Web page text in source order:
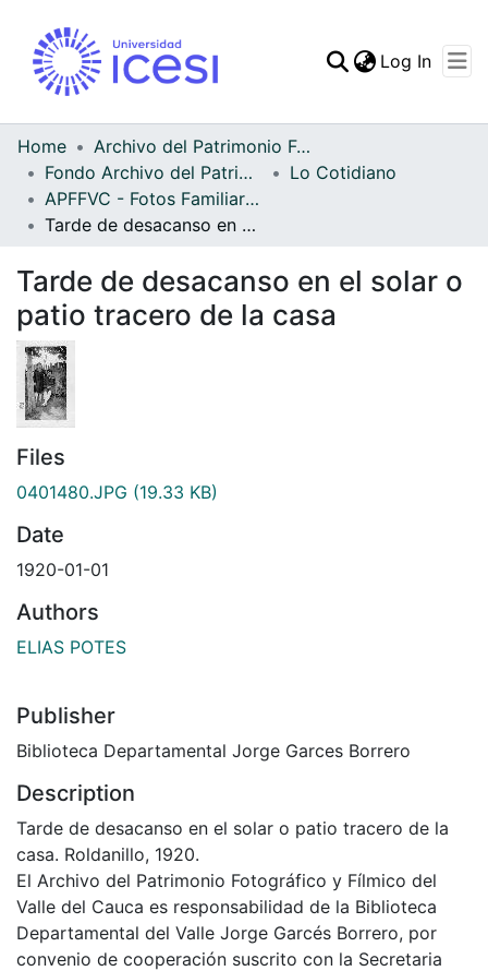
Statistics
Log In
Home
Archivo del Patrimonio Fotográfico y Fílmico del Valle del Cauca
Fondo Archivo del Patrimonio Fotográfico y Fílmico del Valle del Cauca
Lo Cotidiano
APFFVC - Fotos Familiares - Patrimonial
Tarde de desacanso en el solar o patio tracero de la casa
Tarde de desacanso en el solar o
patio tracero de la casa
Files
0401480.JPG (19.33 KB)
Date
1920-01-01
Authors
ELIAS POTES
Publisher
Biblioteca Departamental Jorge Garces Borrero
Description
Tarde de desacanso en el solar o patio tracero de la
casa. Roldanillo, 1920.
El Archivo del Patrimonio Fotográfico y Fílmico del
Valle del Cauca es responsabilidad de la Biblioteca
Departamental del Valle Jorge Garcés Borrero, por
convenio de cooperación suscrito con la Secretaria